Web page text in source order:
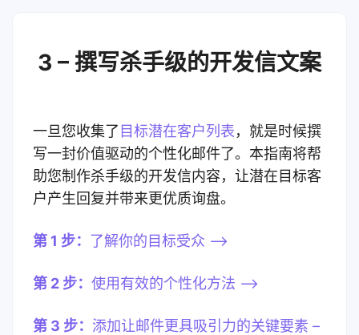
3 – 撰写杀手级的开发信文案
一旦您收集了 目标潜在客户列表，就是时候撰
写一封价值驱动的个性化邮件了。本指南将帮
助您制作杀手级的开发信内容，让潜在目标客
户产生回复并带来更优质询盘。
第 1 步： 了解你的目标受众 –>
第 2 步： 使用有效的个性化方法 –>
第 3 步： 添加让邮件更具吸引力的关键要素 –